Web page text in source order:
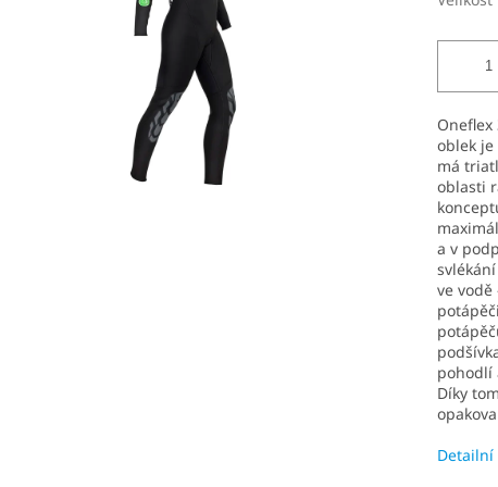
oblek je
má
oblasti
a v
ve vodě
pohodlí
Díky